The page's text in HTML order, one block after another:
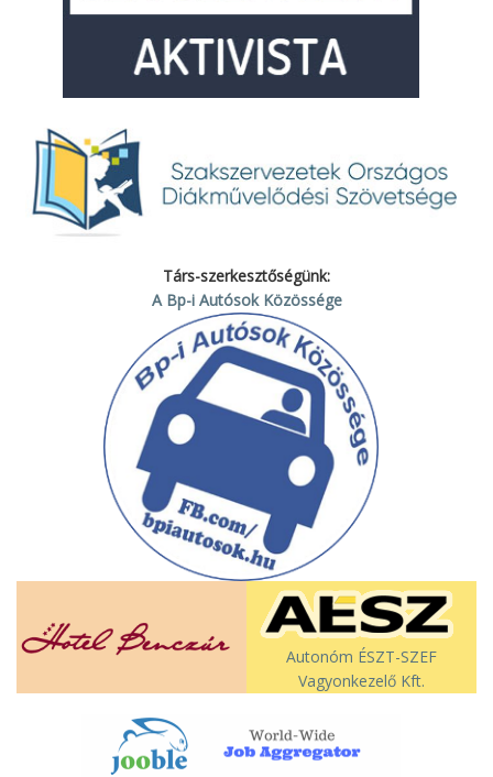
Társ-szerkesztőségünk:
A Bp-i Autósok Közössége
Autonóm ÉSZT-SZEF
Vagyonkezelő Kft.